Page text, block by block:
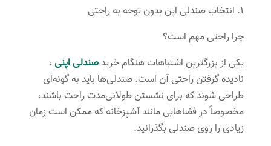
۱. انتخاب صندلی اپن بدون توجه به راحتی
چرا راحتی مهم است؟
یکی از بزرگترین اشتباهات هنگام خریدصندلی اپنی،
نادیده گرفتن راحتی آن است. صندلی‌ها باید به گونه‌ای
طراحی شوند که برای نشستن طولانی‌مدت راحت باشند،
مخصوصاً در فضاهایی مانند آشپزخانه که ممکن است زمان
زیادی را روی صندلی بگذرانید.